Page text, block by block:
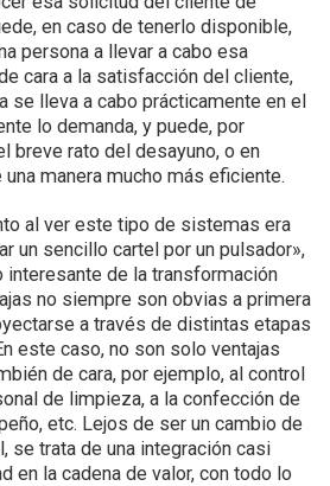
en caso de tenerlo disponible,
persona a llevar a cabo esa
cara a la satisfacción del cliente,
se lleva a cabo prácticamente en el
lo demanda, y puede, por
breve rato del desayuno, o en
manera mucho más eficiente.
al ver este tipo de sistemas era
un sencillo cartel por un pulsador»,
de la transformación
no siempre son obvias a primera
a través de distintas etapas
este caso, no son solo ventajas
de cara, por ejemplo, al control
de limpieza, a la confección de
etc. Lejos de ser un cambio de
se trata de una integración casi
en la cadena de valor, con todo lo